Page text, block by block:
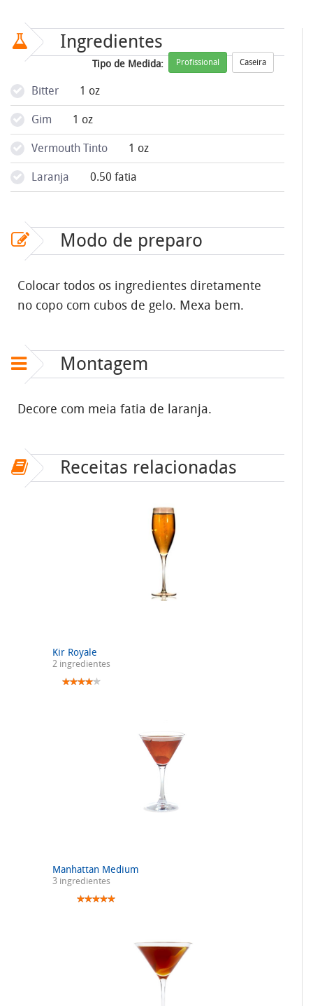
Ingredientes
Tipo de Medida: Profissional Caseira
Bitter 1 oz
Gim 1 oz
Vermouth Tinto 1 oz
Laranja 0.50 fatia
Modo de preparo
Colocar todos os ingredientes diretamente
no copo com cubos de gelo. Mexa bem.
Montagem
Decore com meia fatia de laranja.
Receitas relacionadas
Kir Royale
2 ingredientes
Manhattan Medium
3 ingredientes